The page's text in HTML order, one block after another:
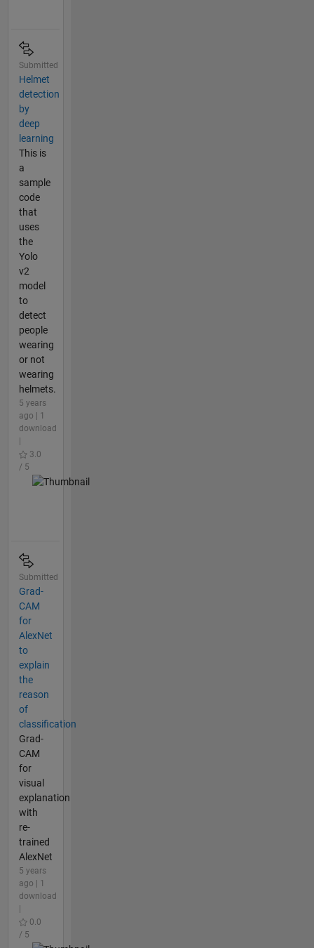
Submitted
Helmet
detection
by
deep
learning
This is
a
sample
code
that
uses
the
Yolo
v2
model
to
detect
people
wearing
or not
wearing
helmets.
5 years
ago | 1
download
3.0
/ 5
Submitted
Grad-
CAM
for
AlexNet
to
explain
the
reason
of
classification
Grad-
CAM
for
visual
explanation
with
re-
trained
AlexNet
5 years
ago | 1
download
0.0
/ 5